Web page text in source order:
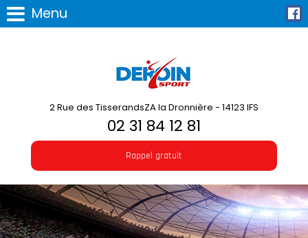
Menu
2 Rue des TisserandsZA la Dronnière - 14123 IFS
02 31 84 12 81
Rappel gratuit